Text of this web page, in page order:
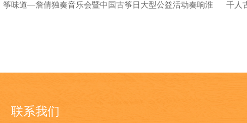
筝味道—詹倩独奏音乐会暨中国古筝日大型公益活动奏响淮 千人
联系我们